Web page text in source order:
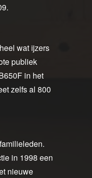
wat ijzers
publiek
in het
zelfs al 800
in 1998 een
nieuwe